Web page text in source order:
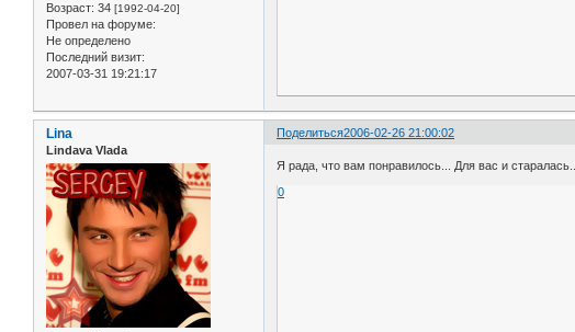
Возраст: 34 [1992-04-20]
Провел на форуме:
Не определено
Последний визит:
2007-03-31 19:21:17
Поделиться2006-02-26 21:00:02
Lina
Lindava Vlada
Я рада, что вам понравилось... Для вас и старалась...
0